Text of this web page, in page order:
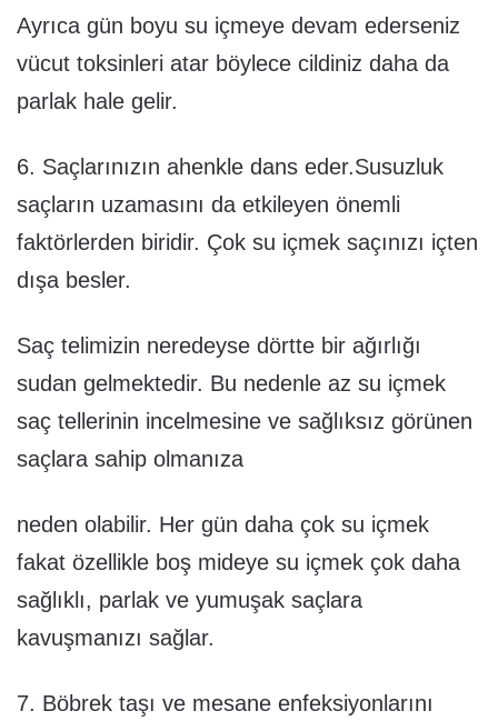
Ayrıca gün boyu su içmeye devam ederseniz
vücut toksinleri atar böylece cildiniz daha da
parlak hale gelir.
6. Saçlarınızın ahenkle dans eder.Susuzluk
saçların uzamasını da etkileyen önemli
faktörlerden biridir. Çok su içmek saçınızı içten
dışa besler.
Saç telimizin neredeyse dörtte bir ağırlığı
sudan gelmektedir. Bu nedenle az su içmek
saç tellerinin incelmesine ve sağlıksız görünen
saçlara sahip olmanıza
neden olabilir. Her gün daha çok su içmek
fakat özellikle boş mideye su içmek çok daha
sağlıklı, parlak ve yumuşak saçlara
kavuşmanızı sağlar.
7. Böbrek taşı ve mesane enfeksiyonlarını